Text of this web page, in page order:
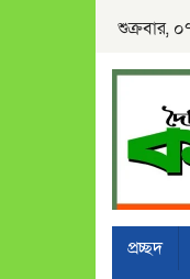
শুক্রবার,
প্রচ্ছদ